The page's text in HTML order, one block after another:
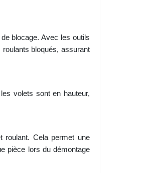
blocage. Avec les outils
bloqués, assurant
volets sont en hauteur,
roulant. Cela permet une
pièce lors du démontage